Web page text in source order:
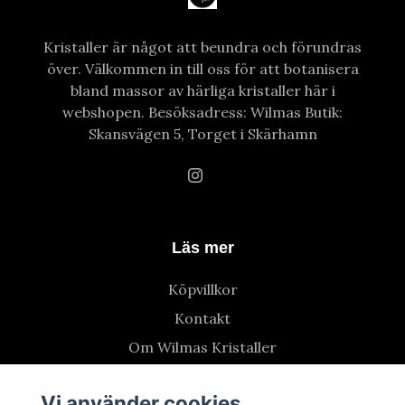
Kristaller är något att beundra och förundras
över. Välkommen in till oss för att botanisera
bland massor av härliga kristaller här i
webshopen. Besöksadress: Wilmas Butik:
Skansvägen 5, Torget i Skärhamn
Läs mer
Köpvillkor
Kontakt
Om Wilmas Kristaller